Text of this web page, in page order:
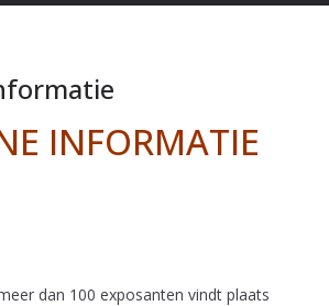
INFORMATIE
dan 100 exposanten vindt plaats